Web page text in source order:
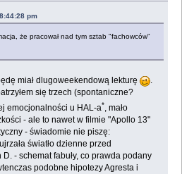
pm
że pracował nad tym sztab "fachowców"
miał dlugoweekendową lekturę
.
się trzech (spontaniczne?
emocjonalności u HAL-a*, mało
- ale to nawet w filmie "Apollo 13"
- świadomie nie piszę:
światło dzienne przed
- schemat fabuły, co prawda podany
podobne hipotezy Agresta i